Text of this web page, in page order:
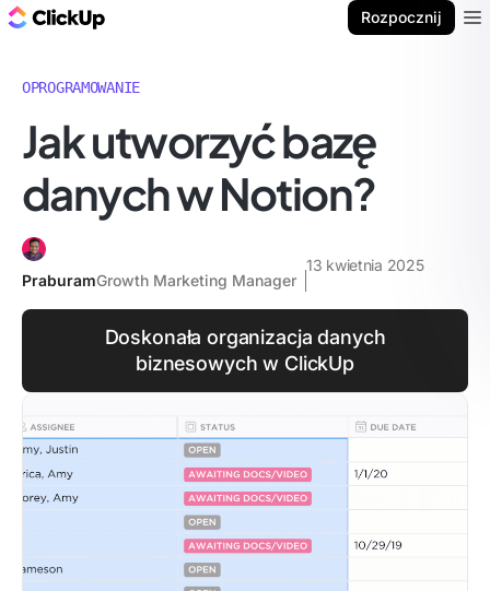
Rozpocznij
OPROGRAMOWANIE
Jak utworzyć bazę
danych w Notion?
PraburamGrowth Marketing Manager
13 kwietnia 2025
Doskonała organizacja danych
biznesowych w ClickUp